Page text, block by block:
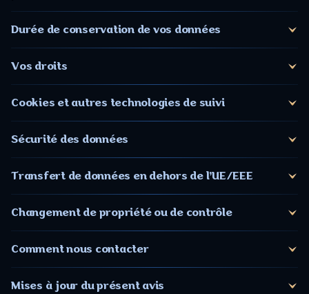
Durée de conservation de vos données
Vos droits
Cookies et autres technologies de suivi
Sécurité des données
Transfert de données en dehors de l'UE/EEE
Changement de propriété ou de contrôle
Comment nous contacter
Mises à jour du présent avis